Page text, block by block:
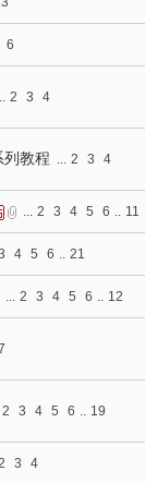
6
2 3 4
列教程 ... 2 3 4
... 2 3 4 5 6 .. 11
4 5 6 .. 21
... 2 3 4 5 6 .. 12
2 3 4 5 6 .. 19
3 4